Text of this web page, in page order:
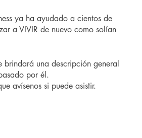
ya ha ayudado a cientos de
a VIVIR de nuevo como solían
una descripción general
por él.
avísenos si puede asistir.